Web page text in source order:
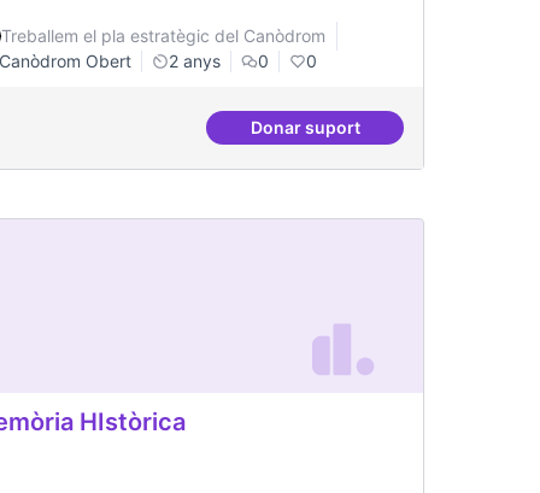
i donar-li resposta
Treballem el pla estratègic del Canòdrom
Canòdrom Obert
2 anys 0 0
Donar suportFestivals anuals de
HIstòrica